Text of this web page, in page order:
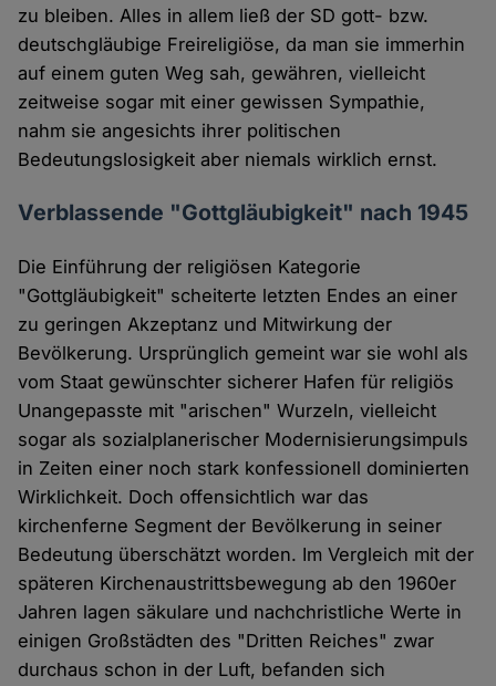
zu bleiben. Alles in allem ließ der SD gott- bzw.
deutschgläubige Freireligiöse, da man sie immerhin
auf einem guten Weg sah, gewähren, vielleicht
zeitweise sogar mit einer gewissen Sympathie,
nahm sie angesichts ihrer politischen
Bedeutungslosigkeit aber niemals wirklich ernst.
Verblassende "Gottgläubigkeit" nach 1945
Die Einführung der religiösen Kategorie
"Gottgläubigkeit" scheiterte letzten Endes an einer
zu geringen Akzeptanz und Mitwirkung der
Bevölkerung. Ursprünglich gemeint war sie wohl als
vom Staat gewünschter sicherer Hafen für religiös
Unangepasste mit "arischen" Wurzeln, vielleicht
sogar als sozialplanerischer Modernisierungsimpuls
in Zeiten einer noch stark konfessionell dominierten
Wirklichkeit. Doch offensichtlich war das
kirchenferne Segment der Bevölkerung in seiner
Bedeutung überschätzt worden. Im Vergleich mit der
späteren Kirchenaustrittsbewegung ab den 1960er
Jahren lagen säkulare und nachchristliche Werte in
einigen Großstädten des "Dritten Reiches" zwar
durchaus schon in der Luft, befanden sich